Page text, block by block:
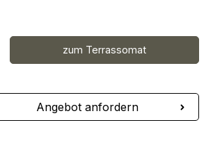
zum Terrassomat
den gewünschten Wert
Angebot anfordern